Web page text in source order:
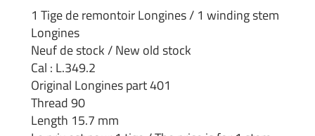
1 Tige de remontoir Longines / 1 winding stem
Longines
Neuf de stock / New old stock
Cal : L.349.2
Original Longines part 401
Thread 90
Length 15.7 mm